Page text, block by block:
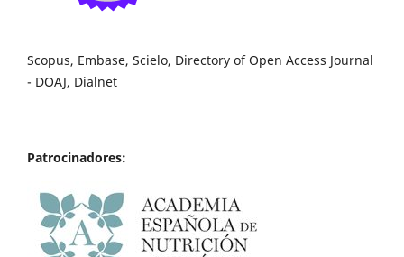
Scopus, Embase, Scielo, Directory of Open Access Journal
- DOAJ, Dialnet
Patrocinadores: